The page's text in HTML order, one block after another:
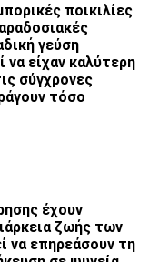
ποικιλίες
γεύση
να είχαν καλύτερη
σύγχρονες
τόσο
έχουν
ζωής των
να επηρεάσουν τη